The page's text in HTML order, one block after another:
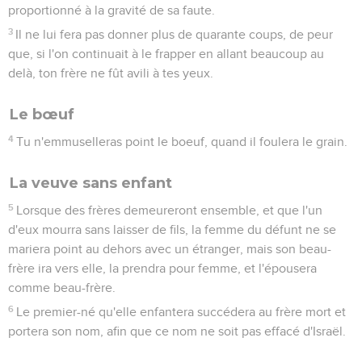
proportionné à la gravité de sa faute.
3 Il ne lui fera pas donner plus de quarante coups, de peur
que, si l'on continuait à le frapper en allant beaucoup au
delà, ton frère ne fût avili à tes yeux.
Le bœuf
4 Tu n'emmuselleras point le boeuf, quand il foulera le grain.
La veuve sans enfant
5 Lorsque des frères demeureront ensemble, et que l'un
d'eux mourra sans laisser de fils, la femme du défunt ne se
mariera point au dehors avec un étranger, mais son beau-
frère ira vers elle, la prendra pour femme, et l'épousera
comme beau-frère.
6 Le premier-né qu'elle enfantera succédera au frère mort et
portera son nom, afin que ce nom ne soit pas effacé d'Israël.